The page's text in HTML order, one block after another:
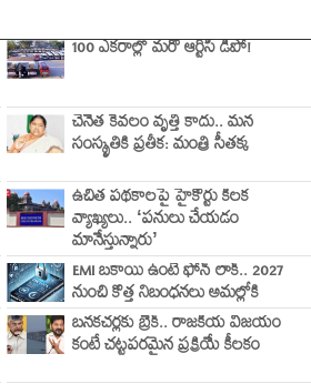
100 ఎకరాల్లో మరో ఆర్టీసీ డిపో!
చేనేత కేవలం వృత్తి కాదు.. మన
సంస్కృతికి ప్రతీక: మంత్రి సీతక్క
ఉచిత పథకాలపై హైకోర్టు కీలక
వ్యాఖ్యలు.. ‘పనులు చేయడం
మానేస్తున్నారు’
EMI బకాయి ఉంటే ఫోన్ లాక్.. 2027
నుంచి కొత్త నిబంధనలు అమల్లోకి
బనకచర్లకు బ్రేక్.. రాజకీయ విజయం
కంటే చట్టపరమైన ప్రక్రియే కీలకం